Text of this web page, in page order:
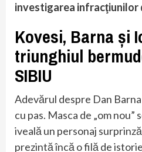
investigarea infracţiunilor
Kovesi, Barna și
triunghiul
SIBIU
Adevărul despre Dan
cu pas. Masca de „om nou”
iveală un personaj
prezintă încă o filă de